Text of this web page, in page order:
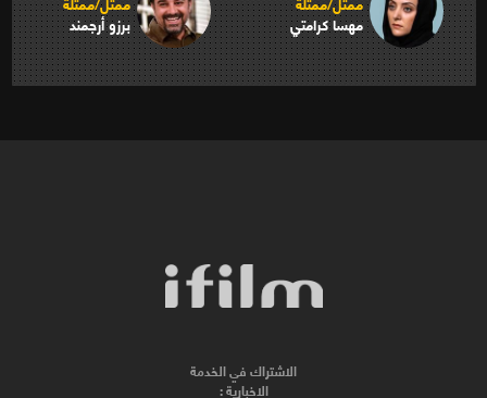
مهسا كرامتي برزو أرجمند
الاشتراك في الخدمة
الاخبارية :